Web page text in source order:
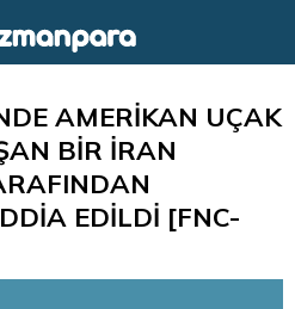
AMERİKAN UÇAK
BİR İRAN
EDİLDİ [FNC-